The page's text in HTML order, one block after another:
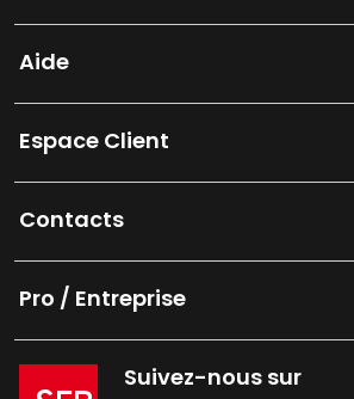
Aide
Espace Client
Contacts
Pro / Entreprise
Suivez-nous sur